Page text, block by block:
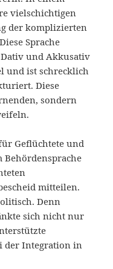
vielschichtigen
der komplizierten
Sprache
und Akkusativ
und ist schrecklich
Diese
sondern
Geflüchtete und
Behördensprache
mitteilen.
Denn
sich nicht nur
der Integration in